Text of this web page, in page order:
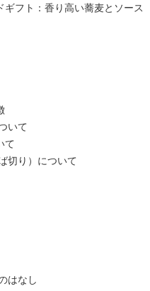
フト：香り高い蕎麦とソース
いて
て
切り）について
はなし